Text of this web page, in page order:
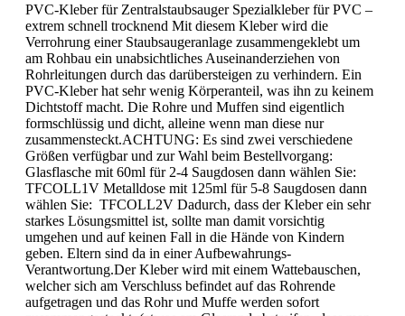
PVC-Kleber für Zentralstaubsauger Spezialkleber für PVC –
extrem schnell trocknend Mit diesem Kleber wird die
Verrohrung einer Staubsaugeranlage zusammengeklebt um
am Rohbau ein unabsichtliches Auseinanderziehen von
Rohrleitungen durch das darübersteigen zu verhindern. Ein
PVC-Kleber hat sehr wenig Körperanteil, was ihn zu keinem
Dichtstoff macht. Die Rohre und Muffen sind eigentlich
formschlüssig und dicht, alleine wenn man diese nur
zusammensteckt.ACHTUNG: Es sind zwei verschiedene
Größen verfügbar und zur Wahl beim Bestellvorgang:
Glasflasche mit 60ml für 2-4 Saugdosen dann wählen Sie:
TFCOLL1V Metalldose mit 125ml für 5-8 Saugdosen dann
wählen Sie: TFCOLL2V Dadurch, dass der Kleber ein sehr
starkes Lösungsmittel ist, sollte man damit vorsichtig
umgehen und auf keinen Fall in die Hände von Kindern
geben. Eltern sind da in einer Aufbewahrungs-
Verantwortung.Der Kleber wird mit einem Wattebauschen,
welcher sich am Verschluss befindet auf das Rohrende
aufgetragen und das Rohr und Muffe werden sofort